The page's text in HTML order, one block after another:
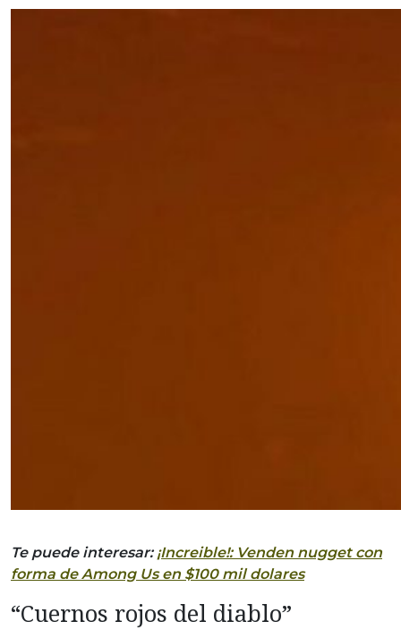
Te puede interesar: ¡Increible!: Venden nugget con
forma de Among Us en $100 mil dolares
“Cuernos rojos del diablo”